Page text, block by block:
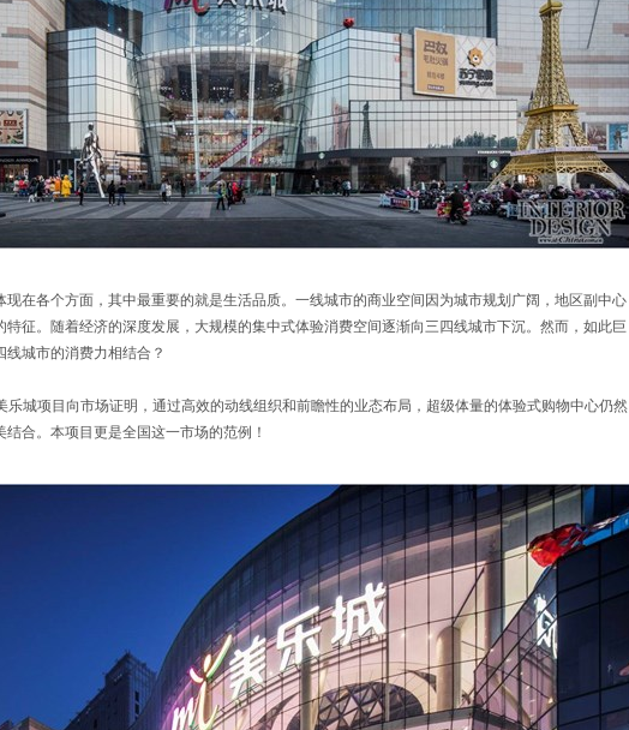
现在各个方面，其中最重要的就是生活品质。一线城市的商业空间因为城市规划广阔，地区副中心
特征。随着经济的深度发展，大规模的集中式体验消费空间逐渐向三四线城市下沉。然而，如此巨
城市的消费力相结合？
乐城项目向市场证明，通过高效的动线组织和前瞻性的业态布局，超级体量的体验式购物中心仍然
合。本项目更是全国这一市场的范例！